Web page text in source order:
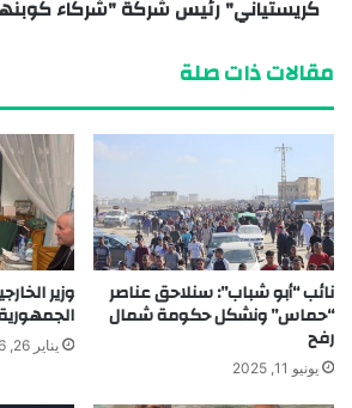
كريستياني" رئيس شركة "شركاء
مقالات ذات صلة
نائب “أبو شباب”: سنلاحق عناصر
“حماس” ونشكل حكومة شمال
رفح
يونيو 11, 2025
وزير
يناير 26, 2026